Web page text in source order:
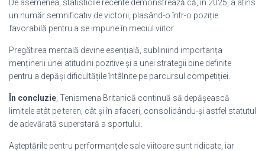
De asemenea, statisticile recente demonstrează că, în 2025, a atins
un număr semnificativ de victorii, plasând-o într-o poziție
favorabilă pentru a se impune în meciul viitor.
Pregătirea mentală devine esențială, subliniind importanța
menținerii unei atitudini pozitive și a unei strategii bine definite
pentru a depăși dificultățile întâlnite pe parcursul competiției.
În concluzie , Tenismena Britanică continuă să depășească
limitele atât pe teren, cât și în afaceri, consolidându-și astfel statutul
de adevărată superstară a sportului.
Așteptările pentru performanțele sale viitoare sunt ridicate, iar